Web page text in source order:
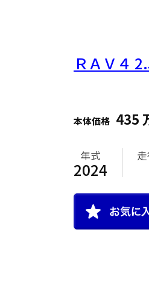
ＲＡＶ４
本体価格 435
年式
2024